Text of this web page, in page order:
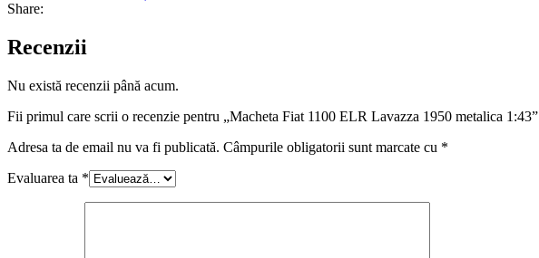
Share:
Recenzii
Nu există recenzii până acum.
Fii primul care scrii o recenzie pentru „Macheta Fiat 1100 ELR Lavazza 1950 metalica 1:43”
Adresa ta de email nu va fi publicată. Câmpurile obligatorii sunt marcate cu *
Evaluarea ta *